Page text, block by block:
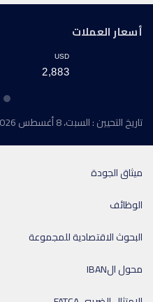
أسعار العملات
USD
2,883
تاريخ التحيين : السبت، 8 أغسطس 2026
ميثاق الجودة
الوظائف
البحوث الاقتصادية للمجموعة
محول الIBAN